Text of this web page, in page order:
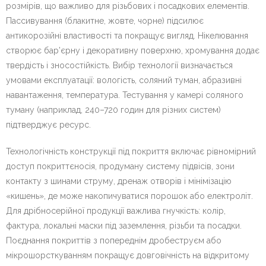
розмірів, що важливо для різьбових і посадкових елементів.
Пассивування (блакитне, жовте, чорне) підсилює
антикорозійні властивості та покращує вигляд. Нікелювання
створює бар’єрну і декоративну поверхню, хромування додає
твердість і зносостійкість. Вибір технології визначається
умовами експлуатації: вологість, соляний туман, абразивні
навантаження, температура. Тестування у камері соляного
туману (наприклад, 240–720 годин для різних систем)
підтверджує ресурс.
Технологічність конструкції під покриття включає рівномірний
доступ покриттєносія, продуману систему підвісів, зони
контакту з шинами струму, дренаж отворів і мінімізацію
«кишень», де може накопичуватися порошок або електроліт.
Для дрібносерійної продукції важлива гнучкість: колір,
фактура, локальні маски під заземлення, різьби та посадки.
Поєднання покриттів з попереднім дробеструєм або
мікрошорсткуванням покращує довговічність на відкритому